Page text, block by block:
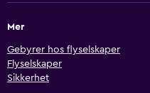
Mer
Gebyrer hos flyselskaper
Flyselskaper
Sikkerhet